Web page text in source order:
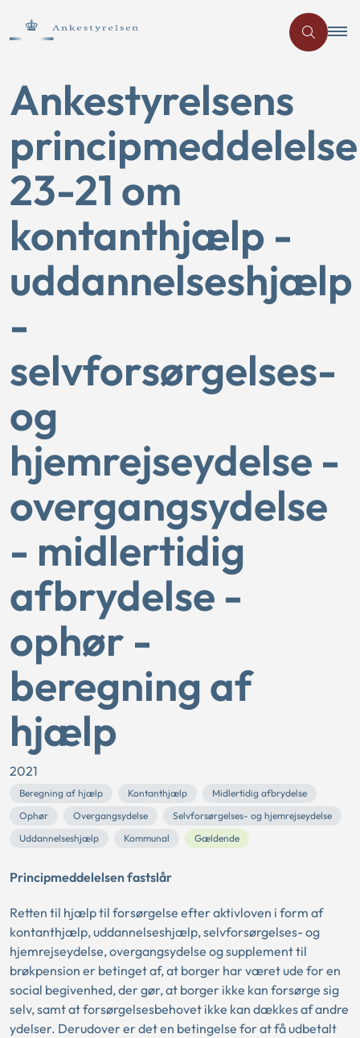
Ankestyrelsens
principmeddelelse
23-21 om
kontanthjælp -
uddannelseshjælp
-
selvforsørgelses-
og
hjemrejseydelse -
overgangsydelse
- midlertidig
afbrydelse -
ophør -
beregning af
hjælp
2021
Beregning af hjælp Kontanthjælp
Midlertidig afbrydelse
Ophør
Overgangsydelse
Selvforsørgelses- og hjemrejseydelse
Uddannelseshjælp
Kommunal Gældende
Principmeddelelsen fastslår
Retten til hjælp til forsørgelse efter aktivloven i form af
kontanthjælp, uddannelseshjælp, selvforsørgelses- og
hjemrejseydelse, overgangsydelse og supplement til
brøkpension er betinget af, at borger har været ude for en
social begivenhed, der gør, at borger ikke kan forsørge sig
selv, samt at forsørgelsesbehovet ikke kan dækkes af andre
ydelser. Derudover er det en betingelse for at få udbetalt